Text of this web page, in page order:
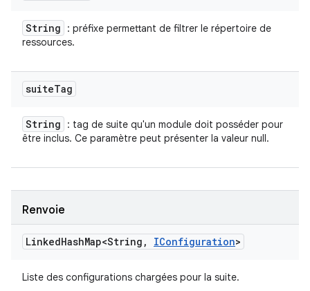
String
: préfixe permettant de filtrer le répertoire de
ressources.
suiteTag
String
: tag de suite qu'un module doit posséder pour
être inclus. Ce paramètre peut présenter la valeur null.
Renvoie
LinkedHashMap<String , IConfiguration>
Liste des configurations chargées pour la suite.